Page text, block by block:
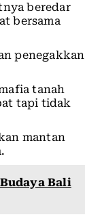
beredar
bersama
penegakkan
tanah
tapi tidak
mantan
Bali